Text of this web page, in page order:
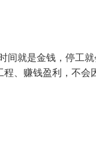
就是金钱，停工
、赚钱盈利，不会